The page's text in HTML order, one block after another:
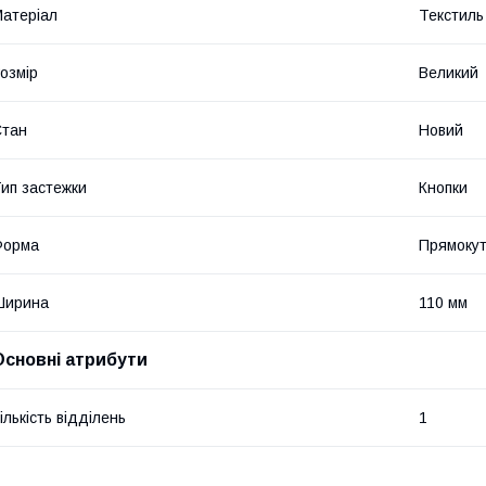
Текстиль
Великий
Новий
застежки Кнопки
110 мм
атрибути
відділень 1